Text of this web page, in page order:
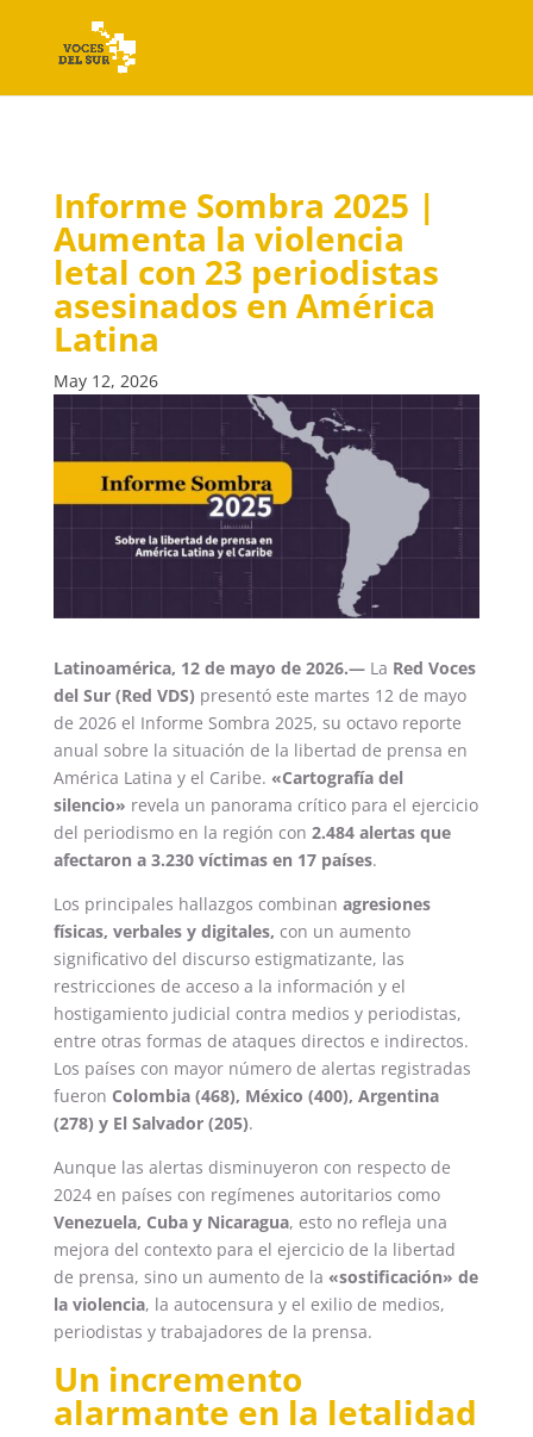
Informe Sombra 2025 |
Aumenta la violencia
letal con 23 periodistas
asesinados en América
Latina
May 12, 2026
Latinoamérica, 12 de mayo de 2026.—La Red Voces
del Sur (Red VDS) presentó este martes 12 de mayo
de 2026 el Informe Sombra 2025, su octavo reporte
anual sobre la situación de la libertad de prensa en
América Latina y el Caribe. «Cartografía del
silencio» revela un panorama crítico para el ejercicio
del periodismo en la región con 2.484 alertas que
afectaron a 3.230 víctimas en 17 países.
Los principales hallazgos combinan agresiones
físicas, verbales y digitales, con un aumento
significativo del discurso estigmatizante, las
restricciones de acceso a la información y el
hostigamiento judicial contra medios y periodistas,
entre otras formas de ataques directos e indirectos.
Los países con mayor número de alertas registradas
fueron Colombia (468), México (400), Argentina
(278) y El Salvador (205).
Aunque las alertas disminuyeron con respecto de
2024 en países con regímenes autoritarios como
Venezuela, Cuba y Nicaragua, esto no refleja una
mejora del contexto para el ejercicio de la libertad
de prensa, sino un aumento de la «sostificación» de
la violencia, la autocensura y el exilio de medios,
periodistas y trabajadores de la prensa.
Un incremento
alarmante en la letalidad